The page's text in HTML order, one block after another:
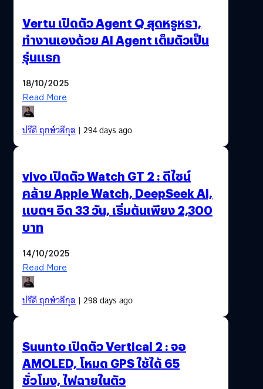
Vertu เปิดตัว Agent Q สุดหรูหรา,
ทำงานเองด้วย AI Agent เต็มตัวเป็น
รุ่นแรก
18/10/2025
Read More
ปรีดี ฤกษ์วลีกุล| 294 days ago
vivo เปิดตัว Watch GT 2 : ดีไซน์
คล้าย Apple Watch, DeepSeek AI,
แบตฯ อึด 33 วัน, เริ่มต้นเพียง 2,300
บาท
14/10/2025
Read More
ปรีดี ฤกษ์วลีกุล| 298 days ago
Suunto เปิดตัว Vertical 2 : จอ
AMOLED, โหมด GPS ใช้ได้ 65
ชั่วโมง, ไฟฉายในตัว